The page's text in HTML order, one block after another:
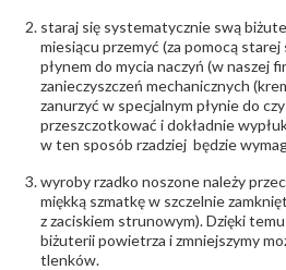
odpowiedzialny:
Opole; NIP
Bezpieczeństwo
- rodzaj
ostrzeżenia:
Nie nadaje się dla
,Elementy w wyrobie
staraj się systematycznie swą
miesiącu przemyć (za pomocą
płynem do mycia naczyń (w naszej
zanieczyszczeń mechanicznych
zanurzyć w specjalnym płynie do
przeszczotkować i dokładnie
w ten sposób rzadziej będzie
wyroby rzadko noszone należy
miękką szmatkę w szczelnie
z zaciskiem strunowym). Dzięki
biżuterii powietrza i zmniejszymy
tlenków.